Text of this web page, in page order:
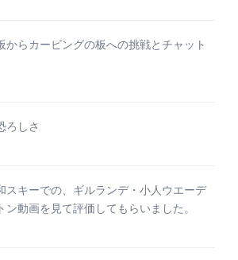
からカービングの板への挑戦とチャット
ろしさ
スキーでの、ギルランデ・小人ウエーデ
ン動画を見て評価してもらいました。